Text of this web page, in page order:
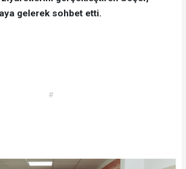
gelerek sohbet etti.
#